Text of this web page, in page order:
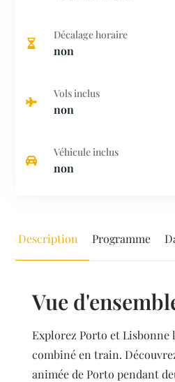
Décalage horaire
non
Vols inclus
non
Véhicule inclus
non
Description Programme
Vue
Explorez Porto et Lisbonne
combiné en train.
animée de Porto pendant